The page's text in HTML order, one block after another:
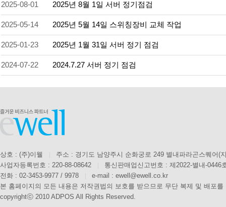
2025-08-01 2025년 8월 1일 서버 정기점검
2025-05-14 2025년 5월 14일 스위칭장비 교체 작업
2025-01-23 2025년 1월 31일 서버 정기 점검
2024-07-22 2024.7.27 서버 정기 점검
상호 : (주)이웰
주소 : 경기도 남양주시 순화궁로 249 별내파라곤스퀘어(
사업자등록번호 : 220-88-08642
통신판매업신고번호 : 제2022-별내-0446
전화 : 02-3453-9977 / 9978
e-mail : ewell@ewell.co.kr
본 홈페이지의 모든 내용은 저작권법의 보호를 받으므로 무단 복제 및 배포를
copyrightⓒ 2010 ADPOS All Rights Reserved.